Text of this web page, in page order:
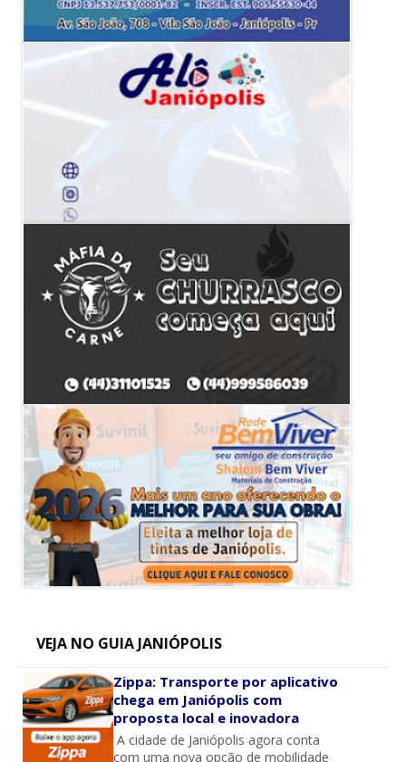
VEJA NO GUIA JANIÓPOLIS
Zippa: Transporte por aplicativo
chega em Janiópolis com
proposta local e inovadora
A cidade de Janiópolis agora conta
com uma nova opção de mobilidade